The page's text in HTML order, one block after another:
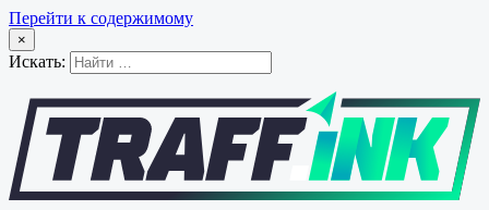
Перейти к содержимому
×
Искать: